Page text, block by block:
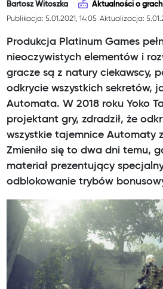
Bartosz Witoszka Aktualności o grach
Publikacja: 5.01.2021, 14:05 Aktualizacja:
Produkcja Platinum Games
nieoczywistych elementów i
gracze są z natury ciekawscy,
odkrycie wszystkich sekretów,
Automata. W 2018 roku Yoko
projektant gry, zdradził, że
wszystkie tajemnice Automaty
Zmieniło się to dwa dni temu,
materiał prezentujący
odblokowanie trybów